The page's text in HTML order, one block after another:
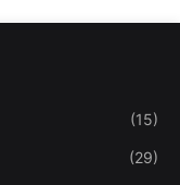
(15)
(29)